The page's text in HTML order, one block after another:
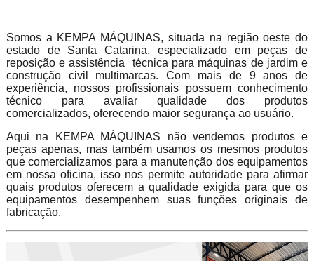
Somos a KEMPA MÁQUINAS, situada na região oeste do
estado de Santa Catarina, especializado em peças de
reposição e assistência técnica para máquinas de jardim e
construção civil multimarcas. Com mais de 9 anos de
experiência, nossos profissionais possuem conhecimento
técnico para avaliar qualidade dos produtos
comercializados, oferecendo maior segurança ao usuário.
Aqui na KEMPA MÁQUINAS não vendemos produtos e
peças apenas, mas também usamos os mesmos produtos
que comercializamos para a manutenção dos equipamentos
em nossa oficina, isso nos permite autoridade para afirmar
quais produtos oferecem a qualidade exigida para que os
equipamentos desempenhem suas funções originais de
fabricação.